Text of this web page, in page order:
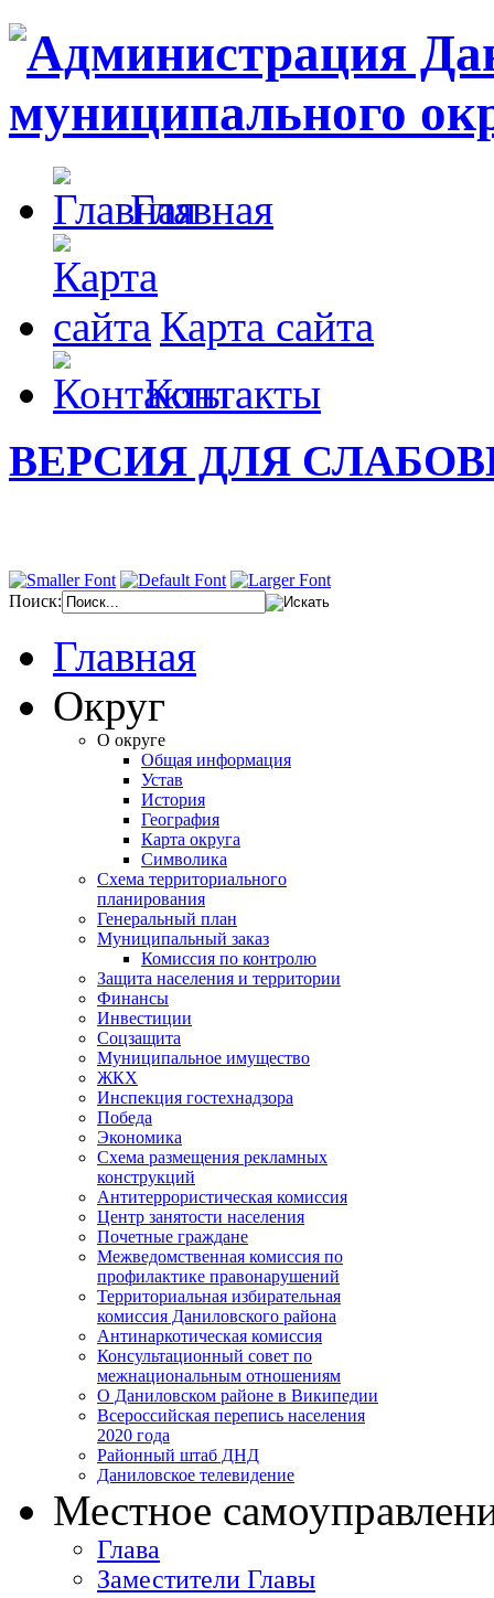
Главная
Карта сайта
Контакты
ВЕРСИЯ ДЛЯ
Поиск:
Главная
Округ
О округе
Общая информация
Устав
История
География
Карта округа
Символика
Схема территориального
планирования
Генеральный план
Муниципальный заказ
Комиссия по контролю
Защита населения и территории
Финансы
Инвестиции
Соцзащита
Муниципальное имущество
ЖКХ
Инспекция гостехнадзора
Победа
Экономика
Схема размещения рекламных
конструкций
Антитеррористическая комиссия
Центр занятости населения
Почетные граждане
Межведомственная комиссия по
профилактике правонарушений
Территориальная избирательная
комиссия Даниловского района
Антинаркотическая комиссия
Консультационный совет по
межнациональным отношениям
О Даниловском районе в Википедии
Всероссийская перепись населения
2020 года
Районный штаб ДНД
Даниловское телевидение
Местное
Глава
Заместители Главы